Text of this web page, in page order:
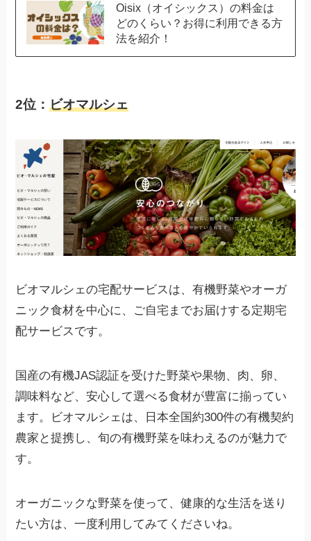
Oisix（オイシックス）の料金は
どのくらい？お得に利用できる方
法を紹介！
2位：ビオマルシェ
ビオマルシェの宅配サービスは、有機野菜やオーガ
ニック食材を中心に、ご自宅までお届けする定期宅
配サービスです。
国産の有機JAS認証を受けた野菜や果物、肉、卵、
調味料など、安心して選べる食材が豊富に揃ってい
ます。ビオマルシェは、日本全国約300件の有機契約
農家と提携し、旬の有機野菜を味わえるのが魅力で
す。
オーガニックな野菜を使って、健康的な生活を送り
たい方は、一度利用してみてくださいね。